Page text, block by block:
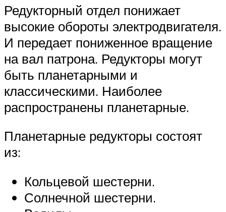
Редукторный отдел понижает
высокие обороты электродвигателя.
И передает пониженное вращение
на вал патрона. Редукторы могут
быть планетарными и
классическими. Наиболее
распространены планетарные.
Планетарные редукторы состоят
из:
Кольцевой шестерни.
Солнечной шестерни.